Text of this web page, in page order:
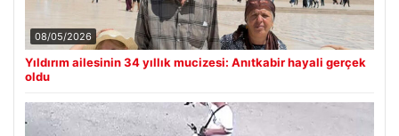
08/05/2026
Yıldırım ailesinin 34 yıllık mucizesi: Anıtkabir hayali gerçek
oldu